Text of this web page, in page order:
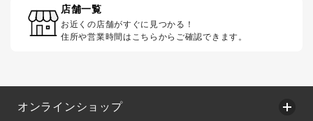
店舗一覧
お近くの店舗がすぐに見つかる！
住所や営業時間はこちらからご確認できます。
オンラインショップ